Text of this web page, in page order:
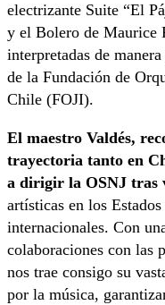
electrizante Suite “El
y el Bolero de Maurice
interpretadas de
de la Fundación de
Chile (FOJI).
El maestro Valdés,
trayectoria tanto en
a dirigir la OSNJ tras
artísticas en los
internacionales. Con
colaboraciones con las
nos trae consigo su
por la música,